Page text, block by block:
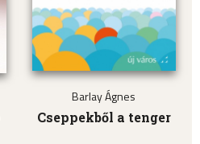
Barlay Ágnes
Cseppekből a tenger